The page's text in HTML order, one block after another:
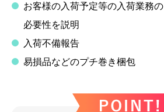
お客様の入荷予定等の入荷業務の
必要性を説明
入荷不備報告
易損品などのプチ巻き梱包